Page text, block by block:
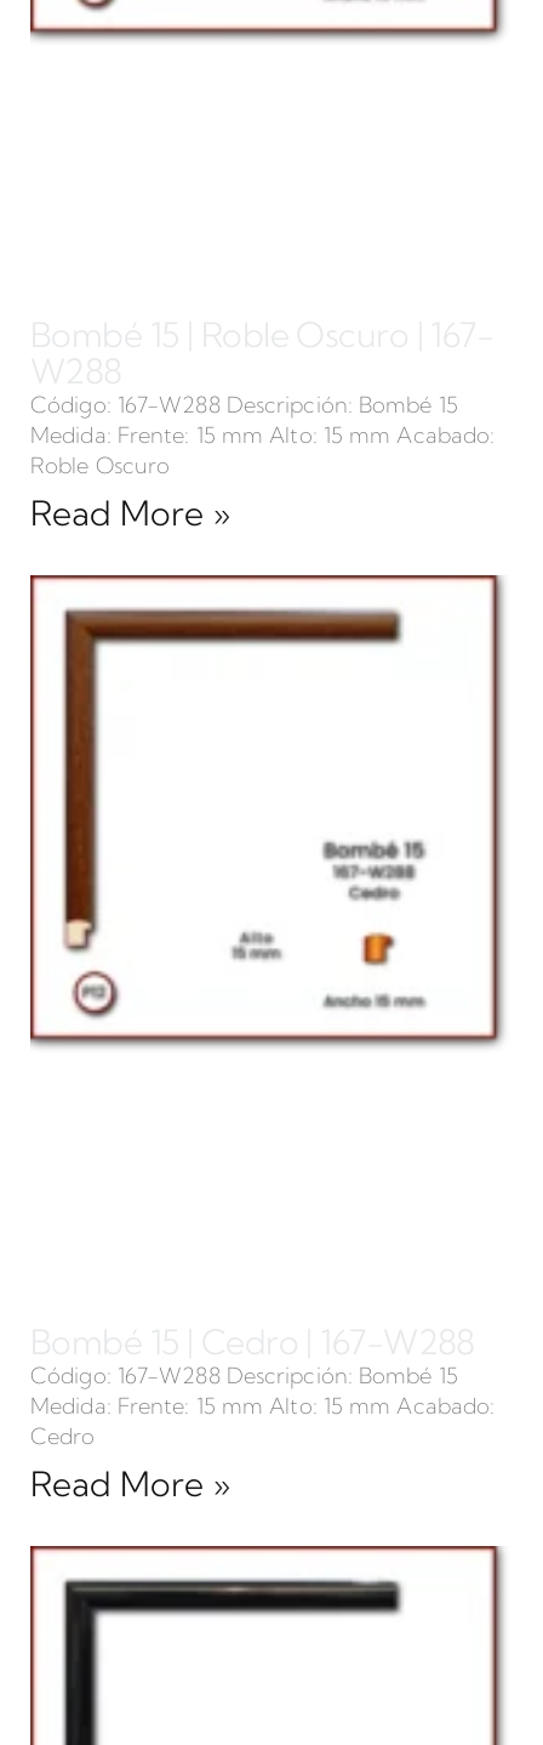
Bombé 15 | Roble Oscuro | 167-
W288
Código: 167-W288 Descripción: Bombé 15
Medida: Frente: 15 mm Alto: 15 mm Acabado:
Roble Oscuro
Read More »
Bombé 15 | Cedro | 167-W288
Código: 167-W288 Descripción: Bombé 15
Medida: Frente: 15 mm Alto: 15 mm Acabado:
Cedro
Read More »